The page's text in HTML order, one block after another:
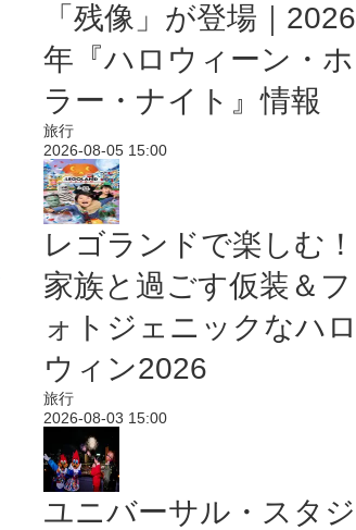
「残像」が登場｜2026
年『ハロウィーン・ホ
ラー・ナイト』情報
旅行
2026-08-05 15:00
レゴランドで楽しむ！
家族と過ごす仮装＆フ
ォトジェニックなハロ
ウィン2026
旅行
2026-08-03 15:00
ユニバーサル・スタジ